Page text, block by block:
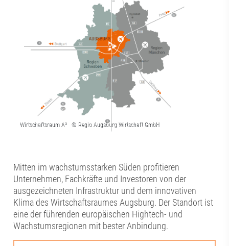
Mitten im wachstumsstarken Süden profitieren
Unternehmen, Fachkräfte und Investoren von der
ausgezeichneten Infrastruktur und dem innovativen
Klima des Wirtschaftsraumes Augsburg. Der Standort ist
eine der führenden europäischen Hightech- und
Wachstumsregionen mit bester Anbindung.